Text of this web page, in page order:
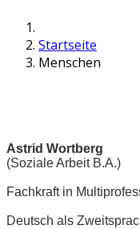
Startseite
Menschen
Astrid Wortberg
(Soziale Arbeit B.A.)
Fachkraft in
Deutsch als